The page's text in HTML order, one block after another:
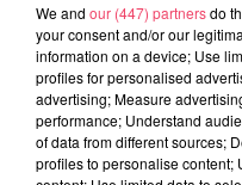
We and our (447) partnersdo
your consent and/or our
information on a device; Use
profiles for personalised
advertising; Measure
performance; Understand
of data from different sources;
profiles to personalise content;